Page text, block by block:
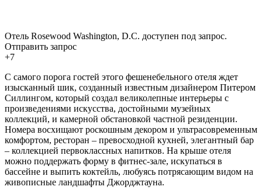
Отель Rosewood Washington, D.C. доступен под запрос.
Отправить запрос
+7
С самого порога гостей этого фешенебельного отеля ждет
изысканный шик, созданный известным дизайнером Питером
Силлингом, который создал великолепные интерьеры с
произведениями искусства, достойными музейных
коллекций, и камерной обстановкой частной резиденции.
Номера восхищают роскошным декором и ультрасовременным
комфортом, ресторан – превосходной кухней, элегантный бар
– коллекцией первоклассных напитков. На крыше отеля
можно поддержать форму в фитнес-зале, искупаться в
бассейне и выпить коктейль, любуясь потрясающим видом на
живописные ландшафты Джорджтауна.